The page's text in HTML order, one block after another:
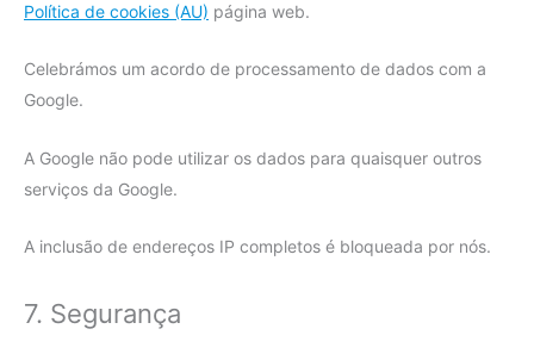
Política de cookies (AU) página web.
Celebrámos um acordo de processamento de dados com a
Google.
A Google não pode utilizar os dados para quaisquer outros
serviços da Google.
A inclusão de endereços IP completos é bloqueada por nós.
7. Segurança